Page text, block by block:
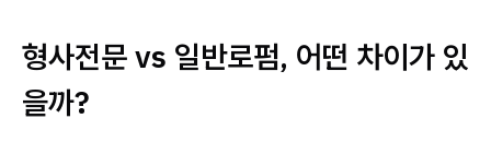
형사전문 vs 일반로펌, 어떤 차이가 있
을까?